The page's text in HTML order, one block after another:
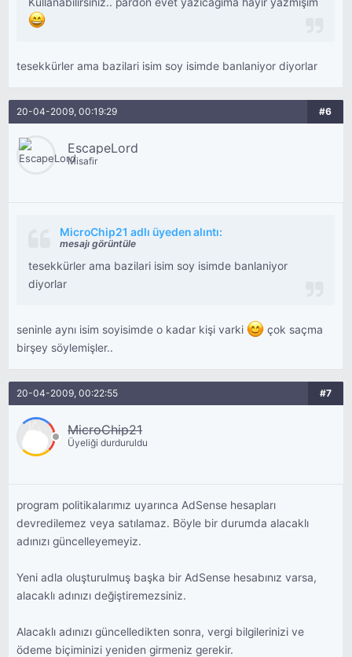
tesekkürler ama bazilari isim soy isimde banlaniyor diyorlar
20-04-2009, 00:19:29 #6
EscapeLord
Misafir
MicroChip21 adlı üyeden alıntı:
mesajı görüntüle
tesekkürler ama bazilari isim soy isimde banlaniyor
diyorlar
seninle aynı isim soyisimde o kadar kişi varki
çok saçma
birşey söylemişler..
20-04-2009, 00:22:55 #7
MicroChip21
Üyeliği durduruldu
program politikalarımız uyarınca AdSense hesapları
devredilemez veya satılamaz. Böyle bir durumda alacaklı
adınızı güncelleyemeyiz.
Yeni adla oluşturulmuş başka bir AdSense hesabınız varsa,
alacaklı adınızı değiştiremezsiniz.
Alacaklı adınızı güncelledikten sonra, vergi bilgilerinizi ve
ödeme biçiminizi yeniden girmeniz gerekir.